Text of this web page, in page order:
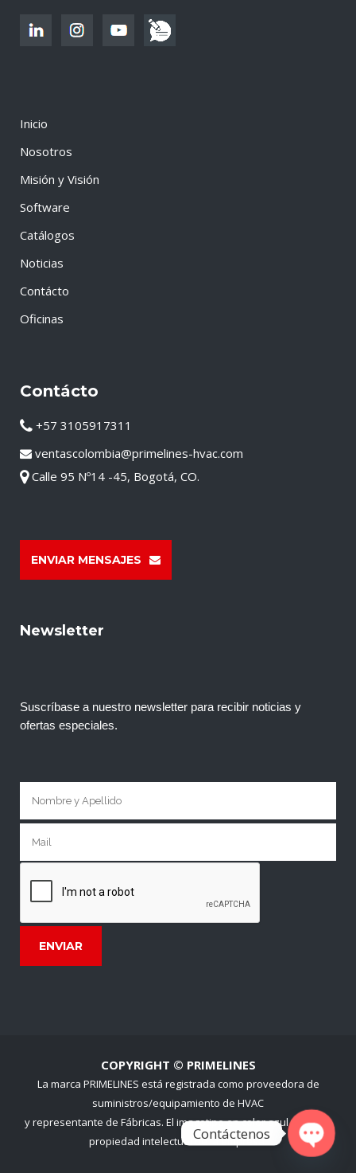
Inicio
Nosotros
Misión y Visión
Software
Catálogos
Noticias
Contácto
Oficinas
Contácto
+57 3105917311
ventascolombia@primelines-hvac.com
Calle 95 Nº14 -45, Bogotá, CO.
ENVIAR MENSAJES
Newsletter
Suscríbase a nuestro newsletter para recibir noticias y
ofertas especiales.
COPYRIGHT © PRIMELINES
La marca PRIMELINES está registrada como proveedora de
suministros/equipamiento de HVAC
y representante de Fábricas. El imagotipo en color azul y rojo es
propiedad intelectual de la empresa.
Contáctenos